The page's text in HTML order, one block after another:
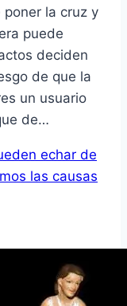
la cruz y
puede
deciden
de que la
un usuario
de…
echar de
las causas